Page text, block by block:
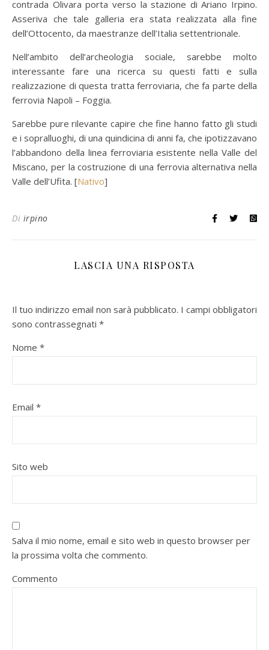
contrada Olivara porta verso la stazione di Ariano Irpino.
Asseriva che tale galleria era stata realizzata alla fine
dell’Ottocento, da maestranze dell’Italia settentrionale.
Nell’ambito dell’archeologia sociale, sarebbe molto
interessante fare una ricerca su questi fatti e sulla
realizzazione di questa tratta ferroviaria, che fa parte della
ferrovia Napoli – Foggia.
Sarebbe pure rilevante capire che fine hanno fatto gli studi
e i sopralluoghi, di una quindicina di anni fa, che ipotizzavano
l’abbandono della linea ferroviaria esistente nella Valle del
Miscano, per la costruzione di una ferrovia alternativa nella
Valle dell’Ufita. [Nativo]
Di irpino
LASCIA UNA RISPOSTA
Il tuo indirizzo email non sarà pubblicato. I campi obbligatori
sono contrassegnati *
Nome *
Email *
Sito web
Salva il mio nome, email e sito web in questo browser per
la prossima volta che commento.
Commento